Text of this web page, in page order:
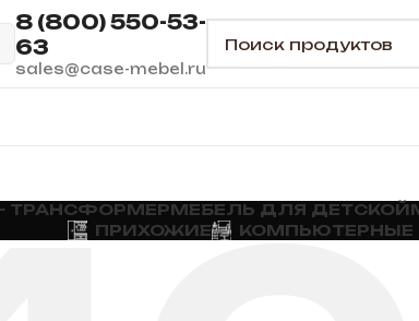
8 (800) 550-53-
63
sales@case-mebel.ru
ТРАНСФОРМЕРМЕБЕЛЬ ДЛЯ ДЕТСКОЙ
ПРИХОЖИЕ
КОМПЬЮТЕРНЫЕ